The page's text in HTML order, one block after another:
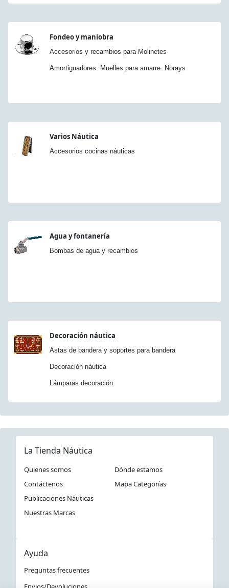
Fondeo y maniobra
Accesorios y recambios para Molinetes
Amortiguadores. Muelles para amarre. Norays
Varios Náutica
Accesorios cocinas náuticas
Agua y fontanería
Bombas de agua y recambios
Decoración náutica
Astas de bandera y soportes para bandera
Decoración náutica
Lámparas decoración.
La Tienda Náutica
Quienes somos
Dónde estamos
Contáctenos
Mapa Categorías
Publicaciones Náuticas
Nuestras Marcas
Ayuda
Preguntas frecuentes